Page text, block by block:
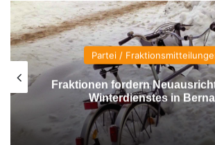
Partei /
Fraktionen fordern
Winterdienstes in